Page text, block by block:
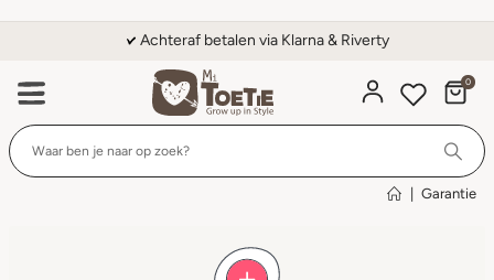
Achteraf betalen via Klarna & Riverty
0
Garantie